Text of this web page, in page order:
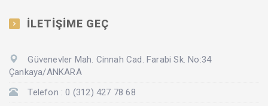
İLETİŞİME GEÇ
Güvenevler Mah. Cinnah Cad. Farabi Sk. No:34
Çankaya/ANKARA
Telefon : 0 (312) 427 78 68